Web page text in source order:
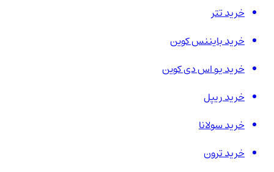
خرید تتر
خرید بایننس کوین
خرید یو اس دی کوین
خرید ریپل
خرید سولانا
خرید ترون